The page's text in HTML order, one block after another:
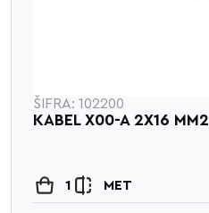
ŠIFRA: 102200
KABEL X00-A 2X16 MM2
1 MET